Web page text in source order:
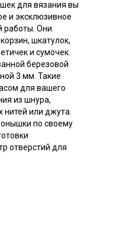
для вязания вы
и эксклюзивное
работы. Они
шкатулок,
и сумочек.
березовой
3 мм. Такие
для вашего
из шнура,
нитей или джута.
по своему
отверстий для